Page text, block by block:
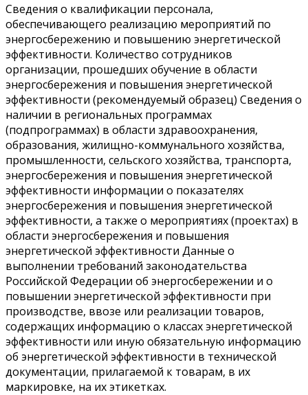
Сведения о квалификации персонала,
обеспечивающего реализацию мероприятий по
энергосбережению и повышению энергетической
эффективности. Количество сотрудников
организации, прошедших обучение в области
энергосбережения и повышения энергетической
эффективности (рекомендуемый образец) Сведения о
наличии в региональных программах
(подпрограммах) в области здравоохранения,
образования, жилищно-коммунального хозяйства,
промышленности, сельского хозяйства, транспорта,
энергосбережения и повышения энергетической
эффективности информации о показателях
энергосбережения и повышения энергетической
эффективности, а также о мероприятиях (проектах) в
области энергосбережения и повышения
энергетической эффективности Данные о
выполнении требований законодательства
Российской Федерации об энергосбережении и о
повышении энергетической эффективности при
производстве, ввозе или реализации товаров,
содержащих информацию о классах энергетической
эффективности или иную обязательную информацию
об энергетической эффективности в технической
документации, прилагаемой к товарам, в их
маркировке, на их этикетках.